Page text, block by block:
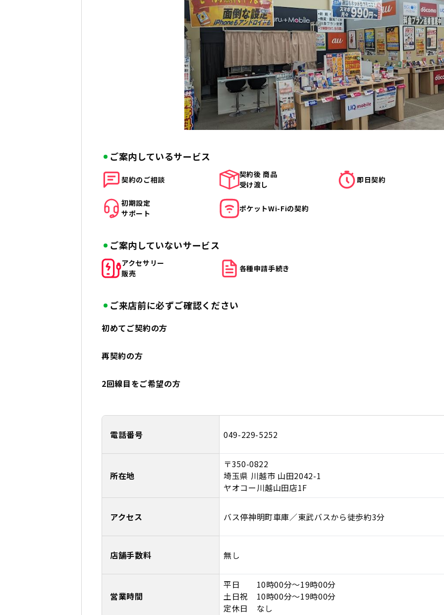
ご案内しているサービス
契約の ご相談
契約後 商品
受け渡し
即日契約
初期設定
サポート
ポケットWi-Fiの契約
ご案内していないサービス
アクセサリー
販売
各種申請手続き
ご来店前に必ずご確認ください
初めてご契約の方
再契約の方
2回線目をご希望の方
電話番号 049-229-5252
所在地
〒350-0822
埼玉県 川越市 山田2042-1
ヤオコー川越山田店1F
アクセス バス停神明町車庫／東武バスから徒歩約3分
店舗手数料 無し
営業時間
平日 10時00分～19時00分
土日祝 10時00分～19時00分
定休日 なし